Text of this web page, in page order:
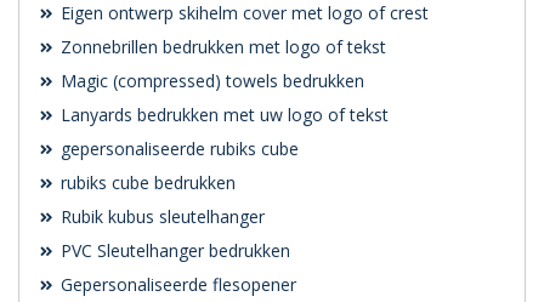
Eigen ontwerp skihelm cover met logo of crest
Zonnebrillen bedrukken met logo of tekst
Magic (compressed) towels bedrukken
Lanyards bedrukken met uw logo of tekst
gepersonaliseerde rubiks cube
rubiks cube bedrukken
Rubik kubus sleutelhanger
PVC Sleutelhanger bedrukken
Gepersonaliseerde flesopener